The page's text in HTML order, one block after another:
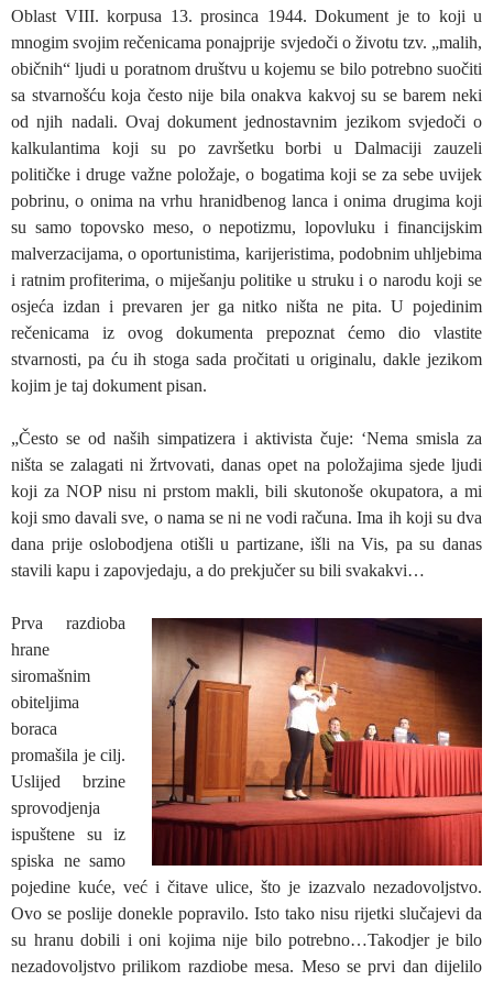
Oblast VIII. korpusa 13. prosinca 1944. Dokument je to koji u
mnogim svojim rečenicama ponajprije svjedoči o životu tzv. „malih,
običnih“ ljudi u poratnom društvu u kojemu se bilo potrebno suočiti
sa stvarnošću koja često nije bila onakva kakvoj su se barem neki
od njih nadali. Ovaj dokument jednostavnim jezikom svjedoči o
kalkulantima koji su po završetku borbi u Dalmaciji zauzeli
političke i druge važne položaje, o bogatima koji se za sebe uvijek
pobrinu, o onima na vrhu hranidbenog lanca i onima drugima koji
su samo topovsko meso, o nepotizmu, lopovluku i financijskim
malverzacijama, o oportunistima, karijeristima, podobnim uhljebima
i ratnim profiterima, o miješanju politike u struku i o narodu koji se
osjeća izdan i prevaren jer ga nitko ništa ne pita. U pojedinim
rečenicama iz ovog dokumenta prepoznat ćemo dio vlastite
stvarnosti, pa ću ih stoga sada pročitati u originalu, dakle jezikom
kojim je taj dokument pisan.
„Često se od naših simpatizera i aktivista čuje: ‘Nema smisla za
ništa se zalagati ni žrtvovati, danas opet na položajima sjede ljudi
koji za NOP nisu ni prstom makli, bili skutonoše okupatora, a mi
koji smo davali sve, o nama se ni ne vodi računa. Ima ih koji su dva
dana prije oslobodjena otišli u partizane, išli na Vis, pa su danas
stavili kapu i zapovjedaju, a do prekjučer su bili svakakvi…
Prva razdioba
hrane
siromašnim
obiteljima
boraca
promašila je cilj.
Uslijed brzine
sprovodjenja
ispuštene su iz
spiska ne samo
pojedine kuće, već i čitave ulice, što je izazvalo nezadovoljstvo.
Ovo se poslije donekle popravilo. Isto tako nisu rijetki slučajevi da
su hranu dobili i oni kojima nije bilo potrebno…Takodjer je bilo
nezadovoljstvo prilikom razdiobe mesa. Meso se prvi dan dijelilo